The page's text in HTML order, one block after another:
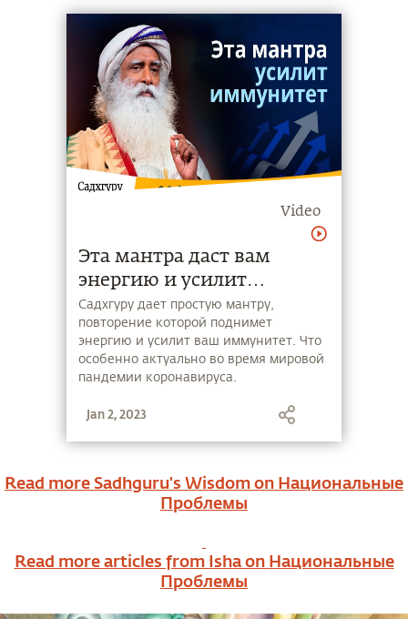
Video
Эта мантра даст вам
энергию и усилит
иммунитет
Садхгуру дает простую мантру,
повторение которой поднимет
энергию и усилит ваш иммунитет. Что
особенно актуально во время мировой
пандемии коронавируса.
Jan 2, 2023
Read more Sadhguru's Wisdom on Национальные
Проблемы
Read more articles from Isha on Национальные
Проблемы